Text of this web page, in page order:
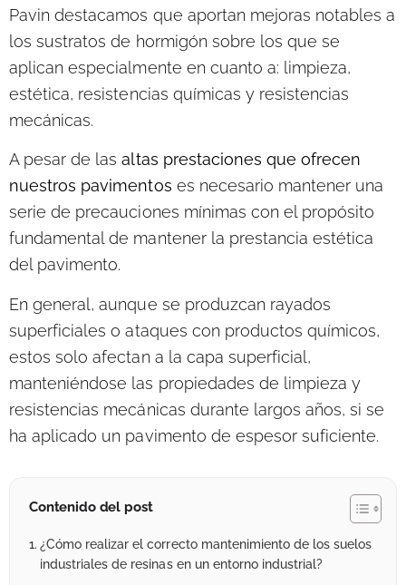
Pavin destacamos que aportan mejoras notables a
los sustratos de hormigón sobre los que se
aplican especialmente en cuanto a: limpieza,
estética, resistencias químicas y resistencias
mecánicas.
A pesar de lasaltas prestaciones que ofrecen
nuestros pavimentos es necesario mantener una
serie de precauciones mínimas con el propósito
fundamental de mantener la prestancia estética
del pavimento.
En general, aunque se produzcan rayados
superficiales o ataques con productos químicos,
estos solo afectan a la capa superficial,
manteniéndose las propiedades de limpieza y
resistencias mecánicas durante largos años, si se
ha aplicado un pavimento de espesor suficiente.
Contenido del post
¿Cómo realizar el correcto mantenimiento de los suelos
industriales de resinas en un entorno industrial?